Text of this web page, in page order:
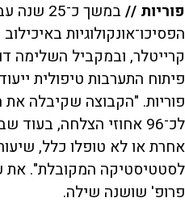
פוריות //
במשך
הפסיכו־אונקולוגיות
קרייטלר, ובמקביל השלימה
פיתוח התערבות טיפולית
פוריות. "הקבוצה שקיבלה
לכ־96 אחוזי הצלחה,
אחרת או לא טופלו כלל,
לסטטיסטיקה המקובלת". את
פרופ' שושנה שילה.